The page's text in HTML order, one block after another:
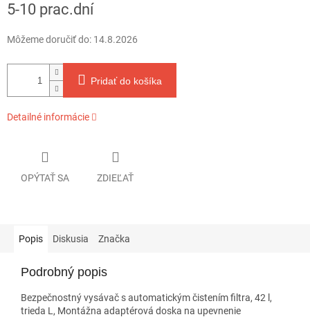
cena:
5-10 prac.dní
Môžeme doručiť do: 14.8.2026
Pridať do košíka
Detailné informácie
OPÝTAŤ SA ZDIEĽAŤ
Popis Diskusia Značka
Podrobný popis
Bezpečnostný vysávač s automatickým čistením filtra, 42 l,
trieda L, Montážna adaptérová doska na upevnenie